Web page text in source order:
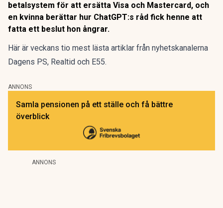
betalsystem för att ersätta Visa och Mastercard, och
en kvinna berättar hur ChatGPT:s råd fick henne att
fatta ett beslut hon ångrar.
Här är veckans tio mest lästa artiklar från nyhetskanalerna
Dagens PS, Realtid och E55.
ANNONS
Samla pensionen på ett ställe och få bättre
överblick
ANNONS